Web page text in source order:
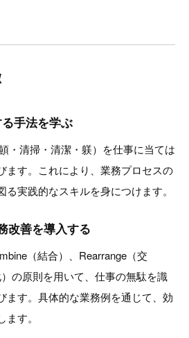
手法を学ぶ
・清掃・清潔・躾）を仕事に当ては
ます。これにより、業務プロセスの
実践的なスキルを身につけます。
改善を導入する
（結合）、Rearrange（交
の原則を用いて、仕事の無駄を識
ます。具体的な業務例を通じて、効
す。